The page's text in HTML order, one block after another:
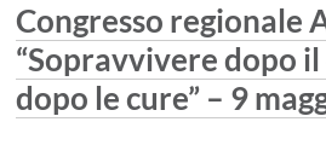
Congresso regionale
“Sopravvivere dopo
dopo le cure” – 9